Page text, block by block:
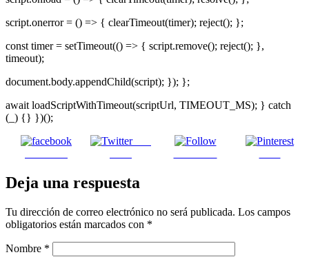
script.onerror = () => { clearTimeout(timer); reject(); };
const timer = setTimeout(() => { script.remove(); reject(); },
timeout);
document.body.appendChild(script); }); };
await loadScriptWithTimeout(scriptUrl, TIMEOUT_MS); } catch
(_) {} })();
Post
Deja una respuesta
Tu dirección de correo electrónico no será publicada. Los campos
obligatorios están marcados con *
Nombre *